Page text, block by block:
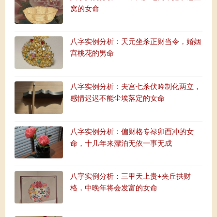
窝的女命
八字实例分析：天元坐杀正财当令，婚姻
宫桃花的男命
八字实例分析：夫宫七杀伏吟制化两立，
感情迟迟不能尘埃落定的女命
八字实例分析：偏财格专禄卯酉冲的女
命，十几年来漂泊无依一事无成
八字实例分析：三甲天上贵+夹丘拱财
格，中晚年将会发富的女命